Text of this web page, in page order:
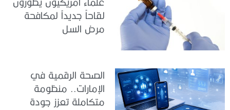
لقاحاً جديداً لمكافحة
مرض السل
الصحة الرقمية في
الإمارات.. منظومة
متكاملة تعزز جودة